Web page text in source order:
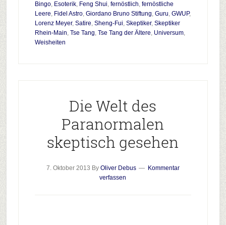
Leaks
Bingo, Esoterik, Feng Shui, fernöstlich, fernöstliche
Leere, Fidel Astro, Giordano Bruno Stiftung, Guru, GWUP,
Lorenz Meyer, Satire, Sheng-Fui, Skeptiker, Skeptiker
Rhein-Main, Tse Tang, Tse Tang der Ältere, Universum,
Weisheiten
Die Welt des
Paranormalen
skeptisch gesehen
7. Oktober 2013 By Oliver Debus
Kommentar
verfassen